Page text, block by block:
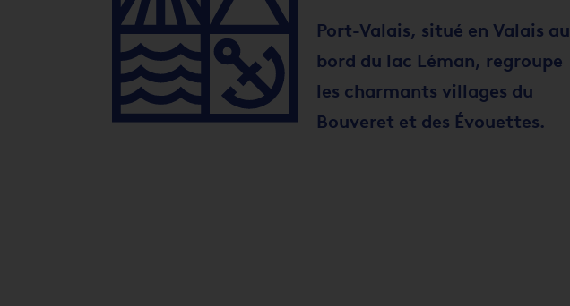
Port-Valais, situé en Valais au
bord du lac Léman, regroupe
les charmants villages du
Bouveret et des Évouettes.